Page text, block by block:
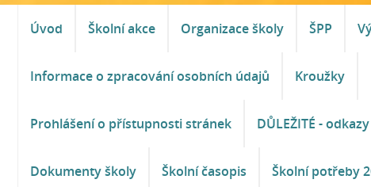
Úvod Školní akce Organizace školy ŠPP
Informace o zpracování osobních údajů Kroužky
Prohlášení o přístupnosti stránek DŮLEŽITÉ -
Dokumenty školy Školní časopis Školní potřeby